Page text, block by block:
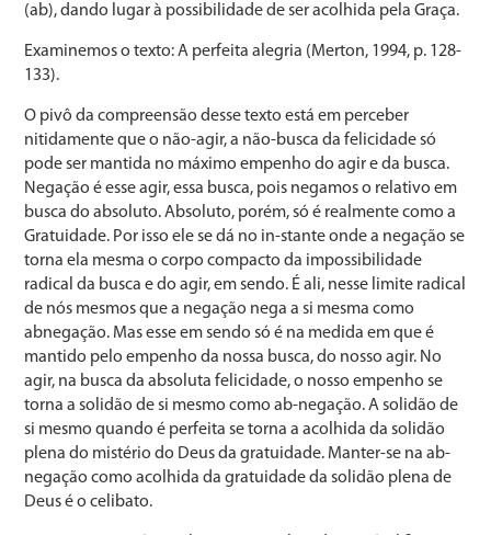
(ab), dando lugar à pos­sibilidade de ser acolhida pela Graça.
Examinemos o texto: A perfeita alegria (Merton, 1994, p. 128-
133).
O pivô da compreensão desse texto está em perceber
nitidamente que o não-agir, a não-busca da felicidade só
pode ser mantida no máximo empenho do agir e da bus­ca.
Negação é esse agir, essa busca, pois negamos o re­lativo em
busca do absoluto. Absoluto, porém, só é real­mente como a
Gratuidade. Por isso ele se dá no in-stan­te onde a negação se
torna ela mesma o corpo compacto da impossibilidade
radical da busca e do agir, em sendo. É ali, nesse limite radical
de nós mesmos que a negação nega a si mesma como
abnegação. Mas esse em sendo só é na medida em que é
mantido pelo empenho da nos­sa busca, do nosso agir. No
agir, na busca da absoluta felicidade, o nosso empenho se
torna a solidão de si mes­mo como ab-negação. A solidão de
si mesmo quando é perfeita se torna a acolhida da solidão
plena do mistério do Deus da gratuidade. Manter-se na ab-
negação como acolhida da gratuidade da solidão plena de
Deus é o celibato.